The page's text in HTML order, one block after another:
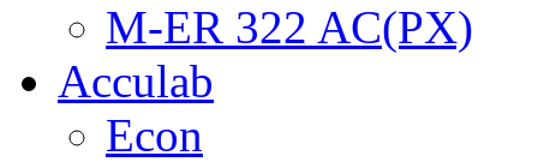
M-ER 322 AC(PX)
Acculab
Econ